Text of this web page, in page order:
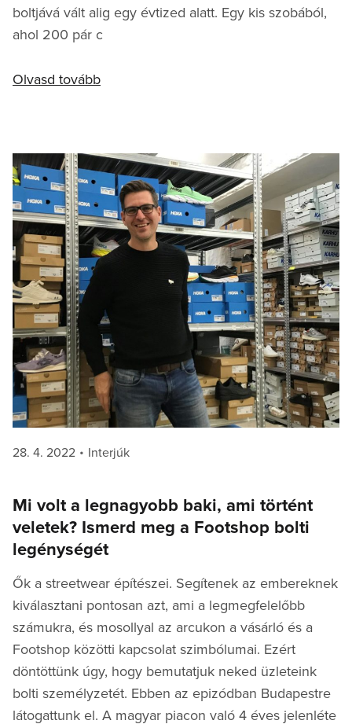
boltjává vált alig egy évtized alatt. Egy kis szobából,
ahol 200 pár c
Olvasd tovább
Posted
28. 4. 2022 Categories
Interjúk
Mi volt a legnagyobb baki, ami történt
veletek? Ismerd meg a Footshop bolti
legénységét
Ők a streetwear építészei. Segítenek az embereknek
kiválasztani pontosan azt, ami a legmegfelelőbb
számukra, és mosollyal az arcukon a vásárló és a
Footshop közötti kapcsolat szimbólumai. Ezért
döntöttünk úgy, hogy bemutatjuk neked üzleteink
bolti személyzetét. Ebben az epizódban Budapestre
látogattunk el. A magyar piacon való 4 éves jelenléte